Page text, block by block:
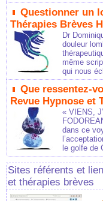
Questionner un
Thérapies Brèves
Dr
douleur
même
qui nous
Que ressentez-
Revue Hypnose et
« VIENS,
dans ce
le golfe de
Sites référents et
et thérapies brèves